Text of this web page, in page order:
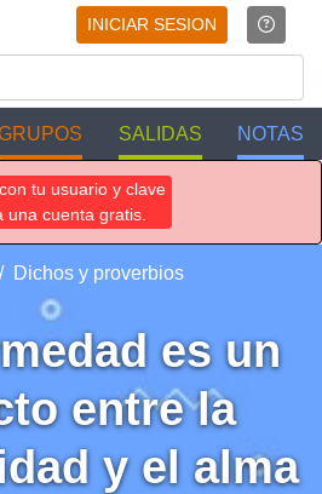
INICIAR SESION
SALIDAS NOTAS
tu usuario y clave
una cuenta gratis.
Dichos y proverbios
es un
entre la
y el alma